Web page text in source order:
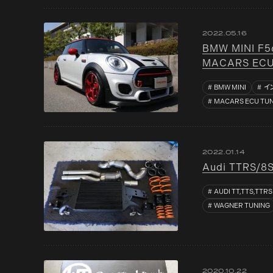
2022.05.16
BMW MINI
MACARS ECU
BMW MINI
イ
MACARS ECU
2022.01.14
Audi TTRS/8S
AUDI TT,TTS,TTRS
WAGNER TUNING
2020.10.22